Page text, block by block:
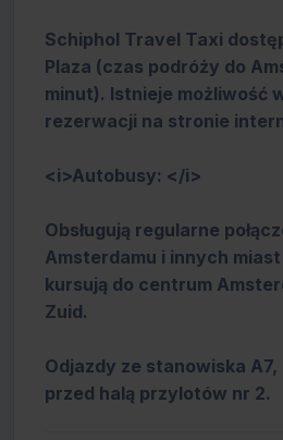
Schiphol Travel Taxi
Plaza (czas podróży do
minut). Istnieje możliwość
rezerwacji na stronie
<i>Autobusy: </i>
Obsługują regularne
Amsterdamu i innych
kursują do centrum
Zuid.
Odjazdy ze stanowiska
przed halą przylotów nr 2.